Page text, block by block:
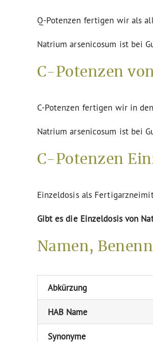
Q-Potenzen fertigen wir als
Natrium arsenicosum ist bei
C-Potenzen
C-Potenzen fertigen wir in
Natrium arsenicosum ist bei
C-Potenzen
Einzeldosis als
Gibt es die Einzeldosis von
Namen,
Abkürzung
HAB Name
Synonyme